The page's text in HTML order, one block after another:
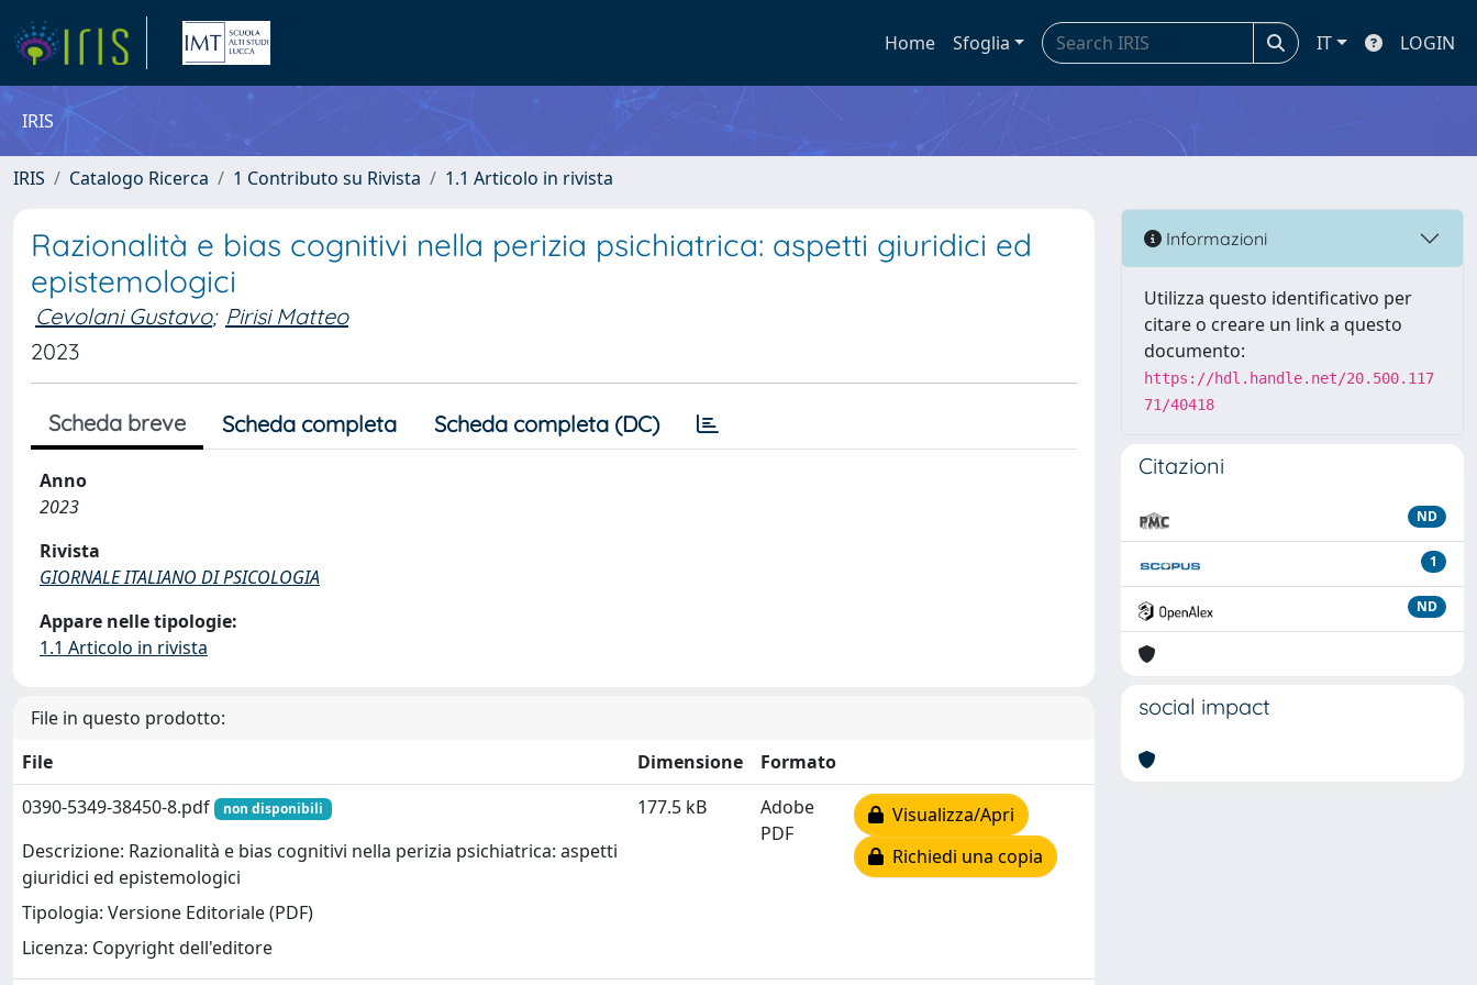
Home Sfoglia IT LOGIN
IRIS
IRIS Catalogo Ricerca 1 Contributo su Rivista 1.1 Articolo in rivista
Razionalità e bias cognitivi nella perizia psichiatrica: aspetti giuridici ed
epistemologici
Cevolani Gustavo; Pirisi Matteo
2023
Scheda breve Scheda completa Scheda completa (DC)
Anno
2023
Rivista
GIORNALE ITALIANO DI PSICOLOGIA
Appare nelle tipologie:
1.1 Articolo in rivista
File in questo prodotto:
File
Dimensione
Formato
0390-5349-38450-8.pdf
non disponibili
Descrizione: Razionalità e bias cognitivi nella perizia psichiatrica: aspetti
giuridici ed epistemologici
Tipologia: Versione Editoriale (PDF)
Licenza: Copyright dell'editore
177.5 kB
Adobe
PDF
Visualizza/Apri
Richiedi una copia
Informazioni
Utilizza questo identificativo per
citare o creare un link a questo
documento:
https://hdl.handle.net/20.500.117
71/40418
Citazioni
ND
1
ND
social impact